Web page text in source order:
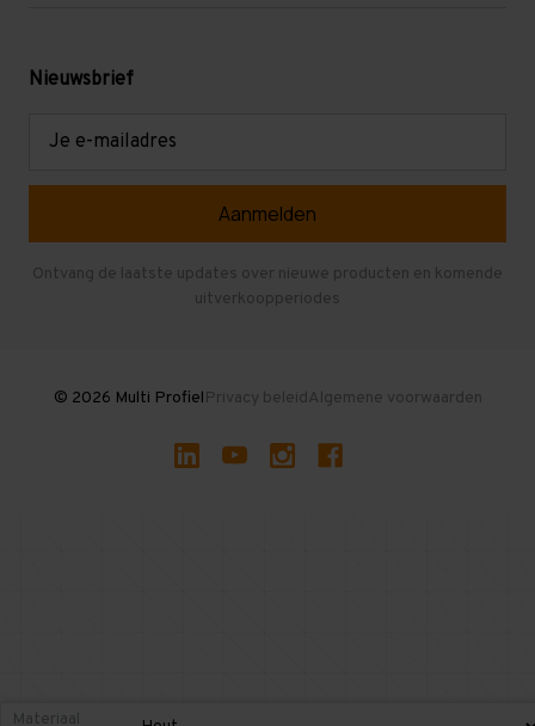
Levering en afhalen
Mezzanine
Gebruikte entresolvloeren
Nieuwsbrief
Ontvang de laatste updates over nieuwe producten en komende
uitverkoopperiodes
© 2026 Multi ProfielPrivacy beleidAlgemene voorwaarden
Materiaal